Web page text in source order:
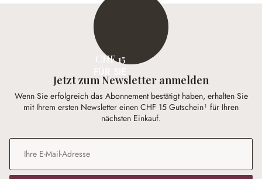
CHF 15
Jetzt zum Newsletter anmelden
Wenn Sie erfolgreich das Abonnement bestätigt haben, erhalten Sie
mit Ihrem ersten Newsletter einen CHF 15 Gutschein¹ für Ihren
nächsten Einkauf.
E-Mail-Adresse*